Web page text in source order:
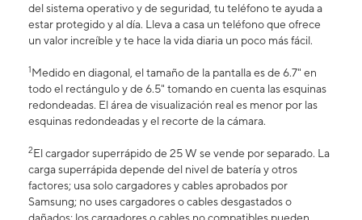
del sistema operativo y de seguridad, tu teléfono te ayuda a
estar protegido y al día. Lleva a casa un teléfono que ofrece
un valor increíble y te hace la vida diaria un poco más fácil.
1Medido en diagonal, el tamaño de la pantalla es de 6.7" en
todo el rectángulo y de 6.5" tomando en cuenta las esquinas
redondeadas. El área de visualización real es menor por las
esquinas redondeadas y el recorte de la cámara.
2El cargador superrápido de 25 W se vende por separado. La
carga superrápida depende del nivel de batería y otros
factores; usa solo cargadores y cables aprobados por
Samsung; no uses cargadores o cables desgastados o